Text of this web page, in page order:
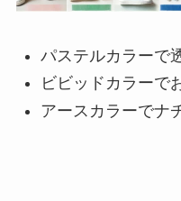
パステルカラーで
ビビッドカラーで
アースカラーでナ